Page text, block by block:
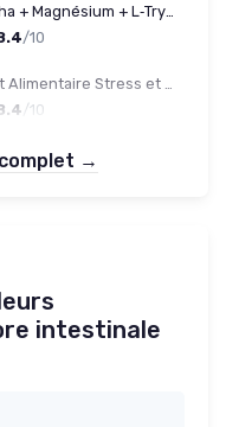
Ashwagandha + Magnésium + L‑Tryptophane — 60 capsules, Vegan
/10
Complément Alimentaire Stress et Humeur - Anti Stress et Anxiété, Favorise Bien Etre et Relaxation - Pour Adulte - Magnésium, Vitamine B6, Safran, Rhodiola, Aubépine - 180 Gélules, 90 Jours 180 Gélules - Cure de 90 Jours
/10
→
intestinale